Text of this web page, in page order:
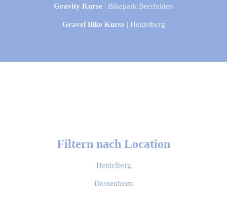
Gravity Kurse | Bikepark Beerfelden
Gravel Bike Kurse | Heidelberg
Filtern nach Location
Heidelberg
Dossenheim